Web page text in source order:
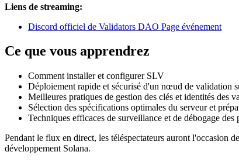
Liens de streaming:
Discord officiel de Validators DAO Page événement
Ce que vous apprendrez
Comment installer et configurer SLV
Déploiement rapide et sécurisé d'un nœud de validation
Meilleures pratiques de gestion des clés et identités des
Sélection des spécifications optimales du serveur et
Techniques efficaces de surveillance et de débogage des
Pendant le flux en direct, les téléspectateurs auront l'occasion
développement Solana.